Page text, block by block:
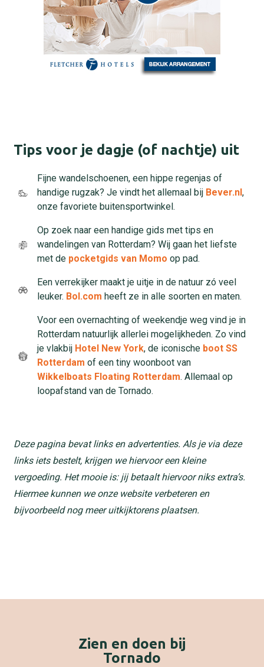
Tips voor je dagje (of nachtje) uit
Fijne wandelschoenen, een hippe regenjas of
handige rugzak? Je vindt het allemaal bij Bever.nl,
onze favoriete buitensportwinkel.
Op zoek naar een handige gids met tips en
wandelingen van Rotterdam? Wij gaan het liefste
met de pocketgids van Momo op pad.
Een verrekijker maakt je uitje in de natuur zó veel
leuker. Bol.com heeft ze in alle soorten en maten.
Voor een overnachting of weekendje weg vind je in
Rotterdam natuurlijk allerlei mogelijkheden. Zo vind
je vlakbij Hotel New York, de iconische boot SS
Rotterdam of een tiny woonboot van
Wikkelboats Floating Rotterdam. Allemaal op
loopafstand van de Tornado.
Deze pagina bevat links en advertenties. Als je via deze
links iets bestelt, krijgen we hiervoor een kleine
vergoeding. Het mooie is: jij betaalt hiervoor niks extra’s.
Hiermee kunnen we onze website verbeteren en
bijvoorbeeld nog meer uitkijktorens plaatsen.
Zien en doen bij
Tornado